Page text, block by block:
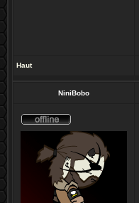
Haut
NiniBobo